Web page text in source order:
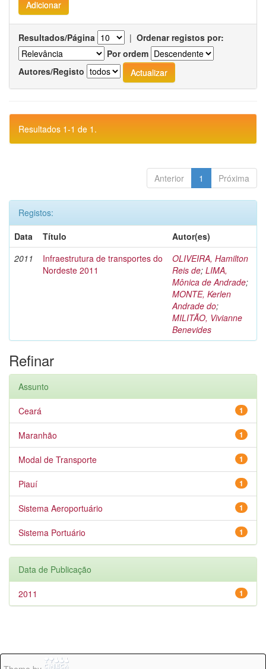
Resultados/Página | Ordenar registos por:
Por ordem
Autores/Registo
Resultados 1-1 de 1.
Anterior 1 Próxima
Registos:
Data
Título
Autor(es)
2011
Infraestrutura de transportes do
Nordeste 2011
OLIVEIRA, Hamilton
Reis de; LIMA,
Mônica de Andrade;
MONTE, Kerlen
Andrade do;
MILITÃO, Vivianne
Benevides
Refinar
Assunto
1
Ceará
1
Maranhão
1
Modal de Transporte
1
Piauí
1
Sistema Aeroportuário
1
Sistema Portuário
Data de Publicação
1
2011